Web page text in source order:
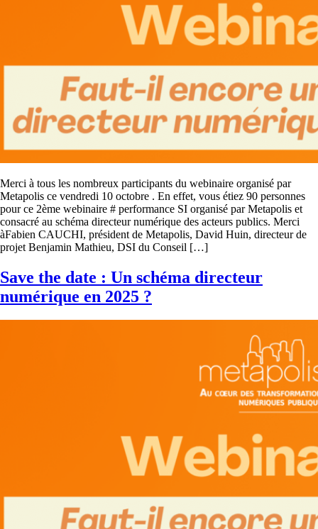
Merci à tous les nombreux participants du webinaire organisé par
Metapolis ce vendredi 10 octobre . En effet, vous étiez 90 personnes
pour ce 2ème webinaire # performance SI organisé par Metapolis et
consacré au schéma directeur numérique des acteurs publics. Merci
àFabien CAUCHI, président de Metapolis, David Huin, directeur de
projet Benjamin Mathieu, DSI du Conseil […]
Save the date : Un schéma directeur
numérique en 2025 ?